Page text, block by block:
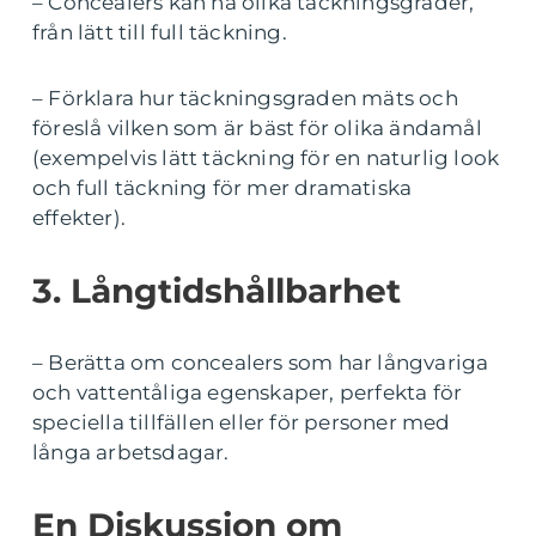
från lätt till full täckning.
– Förklara hur täckningsgraden mäts och
föreslå vilken som är bäst för olika ändamål
(exempelvis lätt täckning för en naturlig look
och full täckning för mer dramatiska
effekter).
3. Långtidshållbarhet
– Berätta om concealers som har långvariga
och vattentåliga egenskaper, perfekta för
speciella tillfällen eller för personer med
långa arbetsdagar.
En Diskussion om